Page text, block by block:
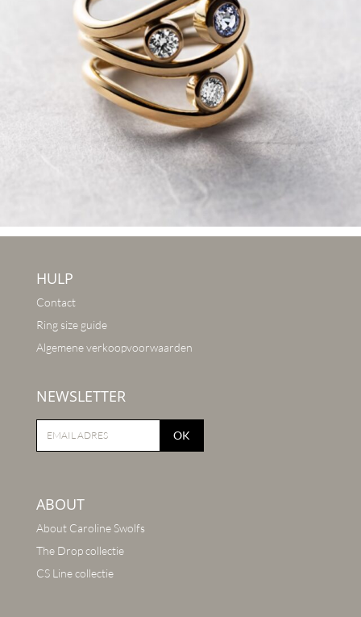
HULP
Contact
Ring size guide
Algemene verkoopvoorwaarden
NEWSLETTER
OK
ABOUT
About Caroline Swolfs
The Drop collectie
CS Line collectie